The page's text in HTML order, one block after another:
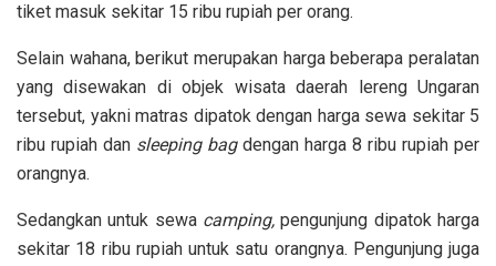
tiket masuk sekitar 15 ribu rupiah per orang.
Selain wahana, berikut merupakan harga beberapa peralatan
yang disewakan di objek wisata daerah lereng Ungaran
tersebut, yakni matras dipatok dengan harga sewa sekitar 5
ribu rupiah dan sleeping bagdengan harga 8 ribu rupiah per
orangnya.
Sedangkan untuk sewa camping,pengunjung dipatok harga
sekitar 18 ribu rupiah untuk satu orangnya. Pengunjung juga